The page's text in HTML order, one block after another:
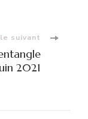
suivant
2021